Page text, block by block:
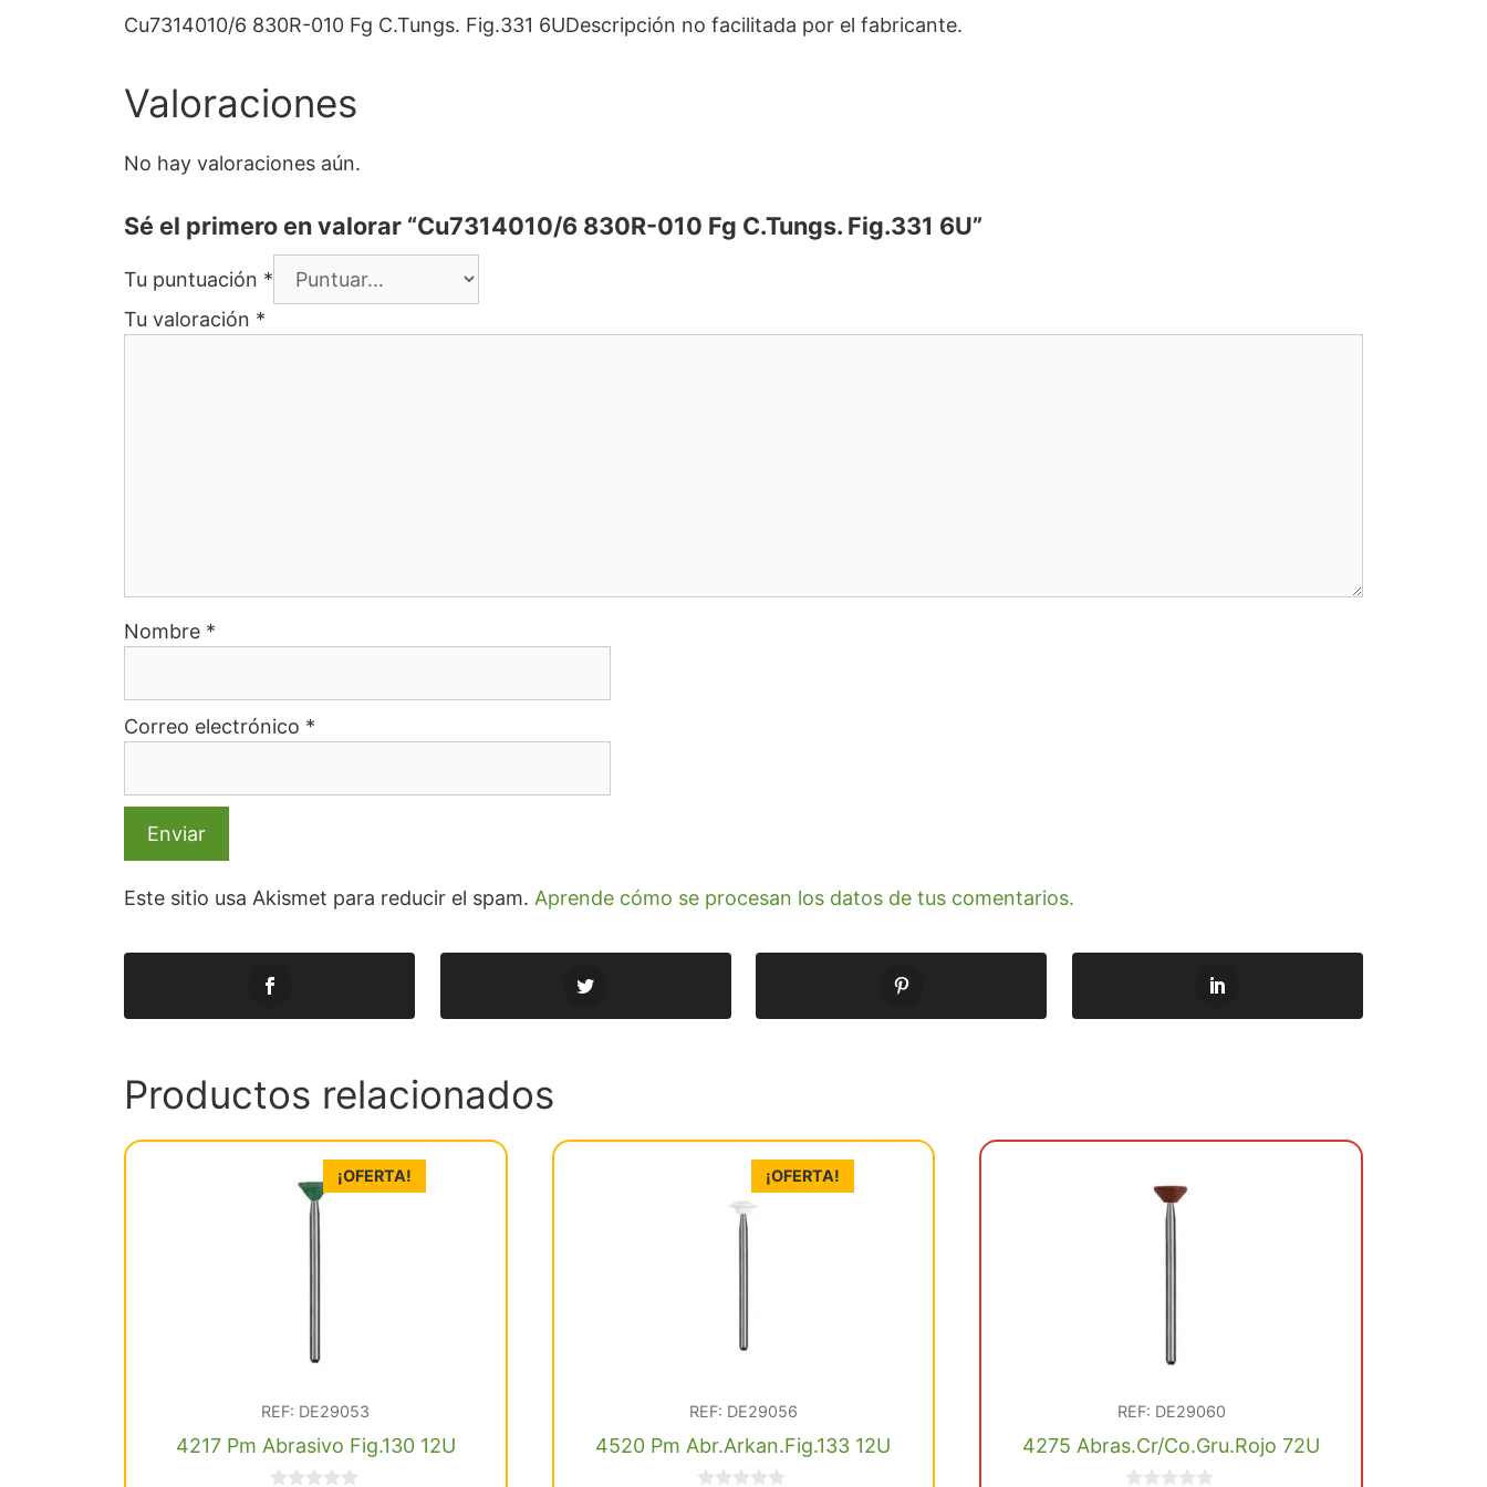
Cu7314010/6 830R-010 Fg C.Tungs. Fig.331 6UDescripción no facilitada por el fabricante.
Valoraciones
No hay valoraciones aún.
Sé el primero en valorar “Cu7314010/6 830R-010 Fg C.Tungs. Fig.331 6U”
Tu puntuación *
Tu valoración *
Nombre *
Correo electrónico *
Este sitio usa Akismet para reducir el spam. Aprende cómo se procesan los datos de tus comentarios.
Productos relacionados
¡OFERTA!
REF: DE29053
4217 Pm Abrasivo Fig.130 12U
¡OFERTA!
REF: DE29056
4520 Pm Abr.Arkan.Fig.133 12U
REF: DE29060
4275 Abras.Cr/Co.Gru.Rojo 72U